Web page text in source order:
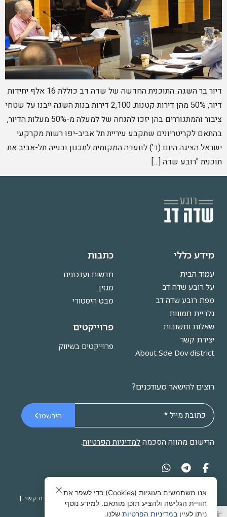
פתח סרגל נגישות
דיור בר השגה: התוכנית החדשה של שדה דב כוללת 16 אלף יחידות
דיור, 50% מהן דירות קטנות. 2,100 דירות בנות השגה ייבנו על שטחי
ציבור והמתגוררים בהן יזכו להנחה של למעלה מ-50% מעלות הדיור,
בהתאם לקריטריונים שתקבע עיריית תל אביב-יפו רשות מקרקעי
ישראל הציגה היום (ד') לוועדה המקומית לתכנון ובנייה תל-אביב את
תוכנית "רובע שדה […]
מידע כללי
עמוד הבית
על רובע שדה דב
מפת רובע שדה דב
גלריית תמונות
שאלות ותשובות
יצירת קשר
About Sde Dov district
כתבות
חדשות ועדכונים
מגזין
מבט היסטורי
פרוייקטים
פרוייקטים בשיווק
רוצים להישאר מעודכנים?
הירשמו
הרישום מהווה הסכמהלמדיניות הפרטיות.
© 2026 כל הזכויות שמורות לאתר רובע שדה דב | יצירת קשר |
רובע שדה דב בפייסבוק| מדיניות פרטיות
אנו משתמשים בעוגיות (Cookies) כדי לשפר את
חוויית הגלישה ולהציע תוכן מותאם. למידע נוסף
ניתן לעיין במדיניות הפרטיות שלנו.
✕